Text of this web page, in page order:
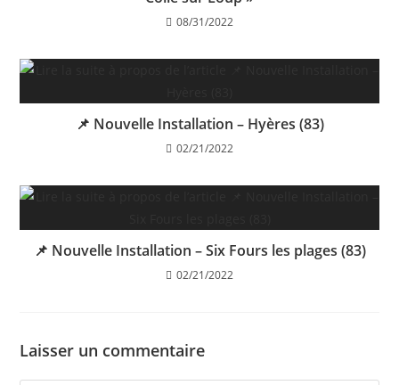
08/31/2022
📌 Nouvelle Installation – Hyères (83)
02/21/2022
📌 Nouvelle Installation – Six Fours les plages (83)
02/21/2022
Laisser un commentaire